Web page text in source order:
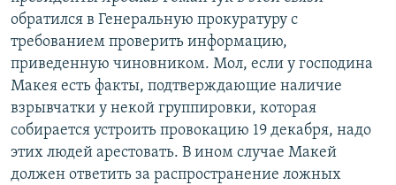
обратился в Генеральную прокуратуру с
требованием проверить информацию,
приведенную чиновником. Мол, если у господина
Макея есть факты, подтверждающие наличие
взрывчатки у некой группировки, которая
собирается устроить провокацию 19 декабря, надо
этих людей арестовать. В ином случае Макей
должен ответить за распространение ложных